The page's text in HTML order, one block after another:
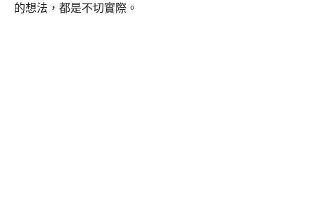
的想法，都是不切實際。